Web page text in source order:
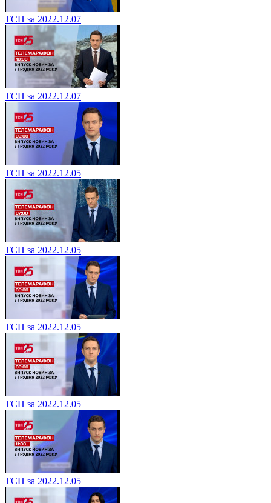
ТСН за 2022.12.07
ТСН за 2022.12.07
ТСН за 2022.12.05
ТСН за 2022.12.05
ТСН за 2022.12.05
ТСН за 2022.12.05
ТСН за 2022.12.05